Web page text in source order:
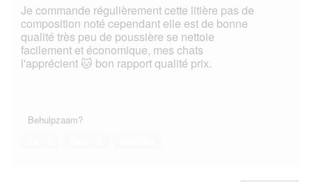
Je commande régulièrement cette litière pas de
composition noté cependant elle est de bonne
qualité très peu de poussière se nettoie
facilement et économique, mes chats
l'apprécient 🐱 bon rapport qualité prix.
Behulpzaam?